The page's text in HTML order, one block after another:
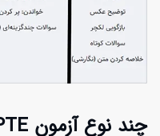
چند نوع آزمون PTE داریم؟